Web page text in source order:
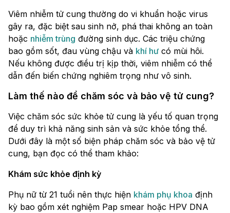
Viêm nhiễm tử cung thường do vi khuẩn hoặc virus
gây ra, đặc biệt sau sinh nở, phá thai không an toàn
hoặc nhiễm trùng đường sinh dục. Các triệu chứng
bao gồm sốt, đau vùng chậu và khí hư có mùi hôi.
Nếu không được điều trị kịp thời, viêm nhiễm có thể
dẫn đến biến chứng nghiêm trọng như vô sinh.
Làm thế nào để chăm sóc và bảo vệ tử cung?
Việc chăm sóc sức khỏe tử cung là yếu tố quan trọng
để duy trì khả năng sinh sản và sức khỏe tổng thể.
Dưới đây là một số biện pháp chăm sóc và bảo vệ tử
cung, bạn đọc có thể tham khảo:
Khám sức khỏe định kỳ
Phụ nữ từ 21 tuổi nên thực hiện khám phụ khoa định
kỳ bao gồm xét nghiệm Pap smear hoặc HPV DNA